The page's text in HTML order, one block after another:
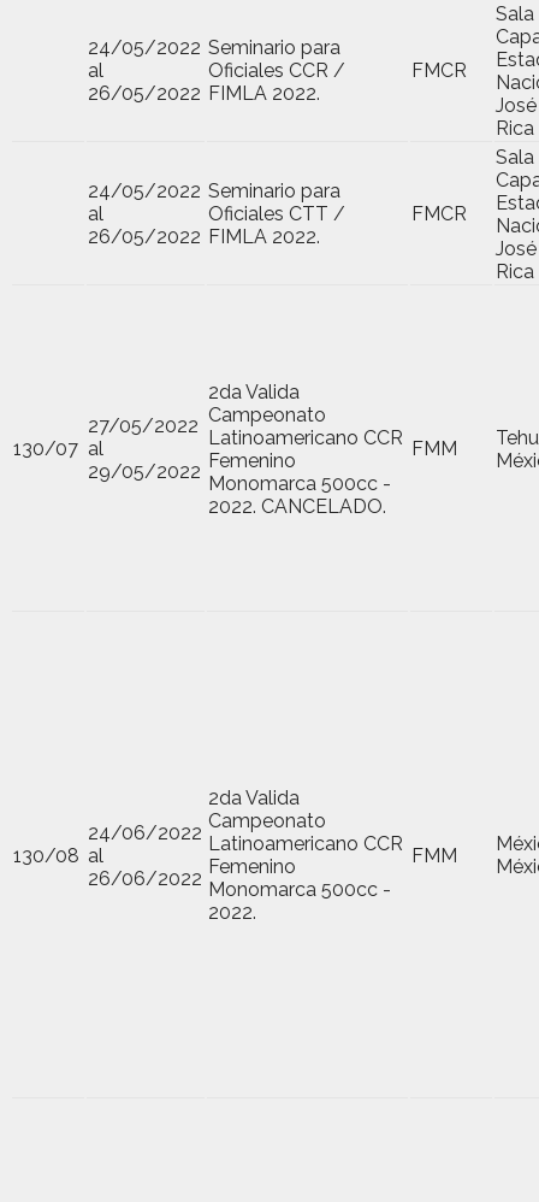
24/05/2022
al
26/05/2022
Seminario para
Oficiales CCR /
FIMLA 2022.
FMCR
Sala
Rica
24/05/2022
al
26/05/2022
Seminario para
Oficiales CTT /
FIMLA 2022.
FMCR
Sala
Rica
130/07
27/05/2022
al
29/05/2022
2da Valida
Campeonato
Latinoamericano CCR
Femenino
Monomarca 500cc -
2022. CANCELADO.
FMM
130/08
24/06/2022
al
26/06/2022
2da Valida
Campeonato
Latinoamericano CCR
Femenino
Monomarca 500cc -
2022.
FMM